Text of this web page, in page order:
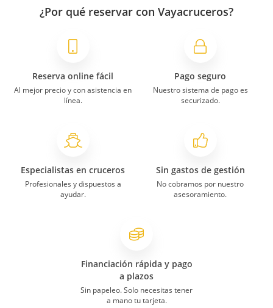
¿Por qué reservar con Vayacruceros?
Reserva online fácil
Al mejor precio y con asistencia en
línea.
Pago seguro
Nuestro sistema de pago es
securizado.
Especialistas en cruceros
Profesionales y dispuestos a
ayudar.
Sin gastos de gestión
No cobramos por nuestro
asesoramiento.
Financiación rápida y pago
a plazos
Sin papeleo. Solo necesitas tener
a mano tu tarjeta.